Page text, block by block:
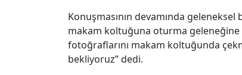
Konuşmasının devamında
makam koltuğuna oturma geleneğine
fotoğraflarını makam koltuğunda
bekliyoruz” dedi.